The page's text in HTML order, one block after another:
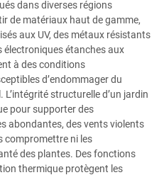
dans diverses régions
de matériaux haut de gamme,
aux UV, des métaux résistants
étanches aux
à des conditions
d’endommager du
structurelle d’un jardin
pour supporter des
abondantes, des vents violents
compromettre ni les
des plantes. Des fonctions
thermique protègent les